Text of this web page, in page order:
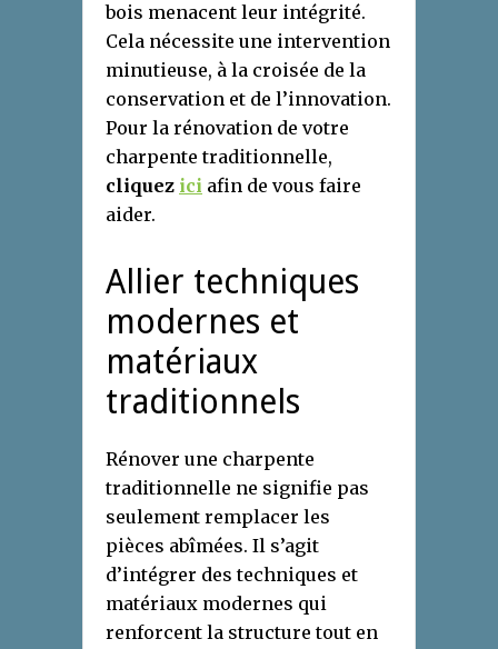
bois menacent leur intégrité.
Cela nécessite une intervention
minutieuse, à la croisée de la
conservation et de l’innovation.
Pour la rénovation de votre
charpente traditionnelle,
cliquez ici afin de vous faire
aider.
Allier techniques
modernes et
matériaux
traditionnels
Rénover une charpente
traditionnelle ne signifie pas
seulement remplacer les
pièces abîmées. Il s’agit
d’intégrer des techniques et
matériaux modernes qui
renforcent la structure tout en